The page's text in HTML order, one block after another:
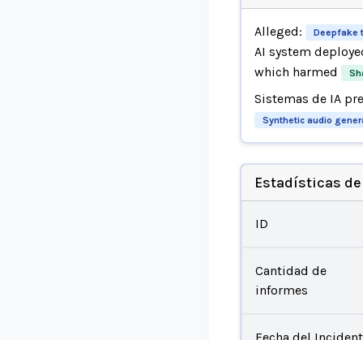
Alleged: Deepfake
AI system
which harmed
Sistemas de IA
Synthetic audio
Estadísticas
ID
Cantidad de
informes
Fecha del